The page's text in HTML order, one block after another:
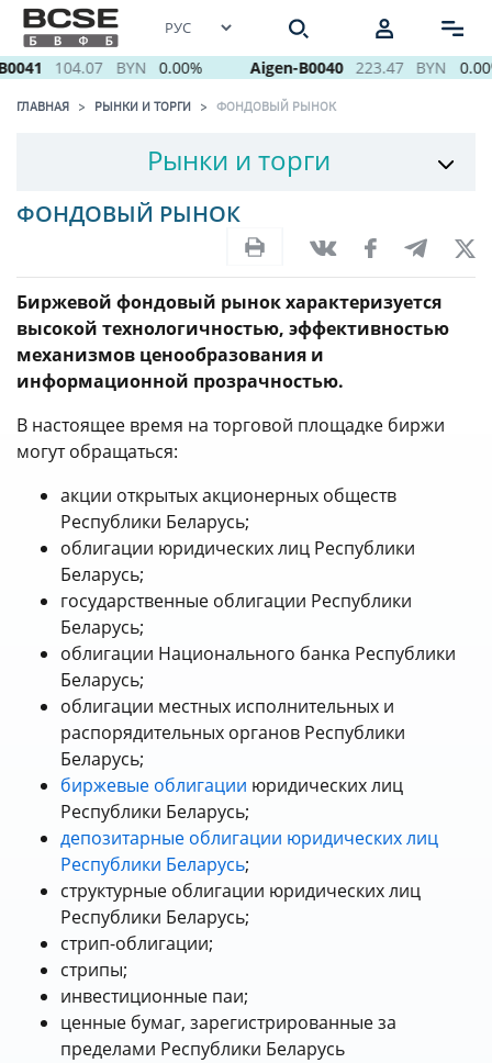
104.07 BYN 0.00% Aigen-B0040 223.47 BYN
ГЛАВНАЯ РЫНКИ И ТОРГИ ФОНДОВЫЙ РЫНОК
Рынки и торги
ФОНДОВЫЙ РЫНОК
Биржевой фондовый рынок характеризуется
высокой технологичностью, эффективностью
механизмов ценообразования и
информационной прозрачностью.
В настоящее время на торговой площадке биржи
могут обращаться:
акции открытых акционерных обществ
Республики Беларусь;
облигации юридических лиц Республики
Беларусь;
государственные облигации Республики
Беларусь;
облигации Национального банка Республики
Беларусь;
облигации местных исполнительных и
распорядительных органов Республики
Беларусь;
биржевые облигации юридических лиц
Республики Беларусь;
депозитарные облигации юридических лиц
Республики Беларусь;
структурные облигации юридических лиц
Республики Беларусь;
стрип-облигации;
стрипы;
инвестиционные паи;
ценные бумаг, зарегистрированные за
пределами Республики Беларусь